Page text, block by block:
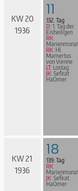
KW 20
1936
11
132. Tag
D: 1. Tag der
Eisheiligen
RK:
RK: Hl.
Mamertus
von Vienne
LT: Lostag
JK: Sefirat
HaOmer
KW 21
1936
18
139. Tag
RK:
JK: Sefirat
HaOmer